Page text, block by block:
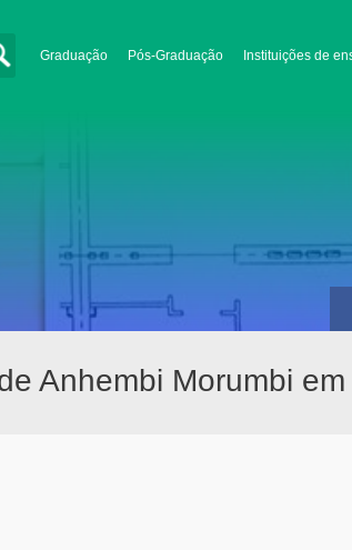
Graduação Pós-Graduação Instituições de
Anhembi Morumbi em